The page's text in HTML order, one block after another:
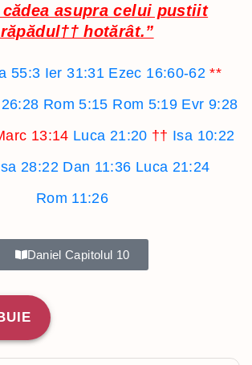
cădea asupra celui pustiit
†† hotărât.”
55:3 Ier 31:31 Ezec 16:60-62 **
Rom 5:15 Rom 5:19 Evr 9:28
13:14 Luca 21:20 †† Isa 10:22
28:22 Dan 11:36 Luca 21:24
Rom 11:26
Daniel Capitolul 10